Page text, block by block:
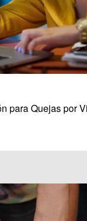
para Quejas por